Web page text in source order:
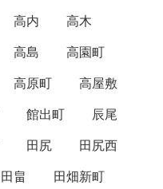
高内
高木
高島
高園町
高原町
高屋敷
館出町
辰尾
田尻
田尻西
田畠
田畑新町